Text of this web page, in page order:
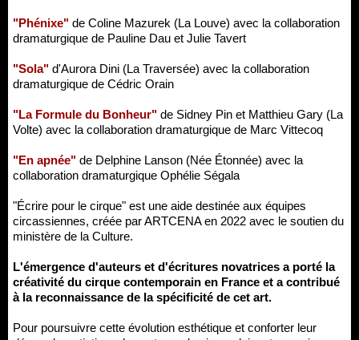
"Phénixe" de Coline Mazurek (La Louve) avec la collaboration
dramaturgique de Pauline Dau et Julie Tavert
"Sola" d'Aurora Dini (La Traversée) avec la collaboration
dramaturgique de Cédric Orain
"La Formule du Bonheur" de Sidney Pin et Matthieu Gary (La
Volte) avec la collaboration dramaturgique de Marc Vittecoq
"En apnée" de Delphine Lanson (Née Étonnée) avec la
collaboration dramaturgique Ophélie Ségala
"Écrire pour le cirque" est une aide destinée aux équipes
circassiennes, créée par ARTCENA en 2022 avec le soutien du
ministère de la Culture.
L'émergence d'auteurs et d'écritures novatrices a porté la
créativité du cirque contemporain en France et a contribué
à la reconnaissance de la spécificité de cet art.
Pour poursuivre cette évolution esthétique et conforter leur